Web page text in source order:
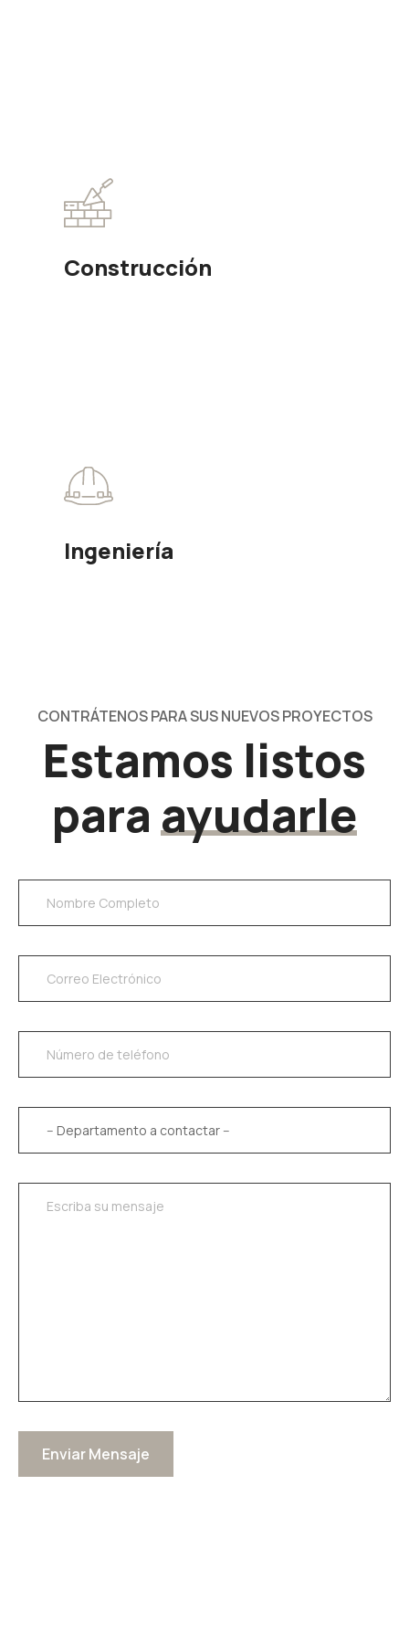
Construcción
Ingeniería
CONTRÁTENOS PARA SUS NUEVOS PROYECTOS
Estamos listos
paraayudarle
Enviar Mensaje